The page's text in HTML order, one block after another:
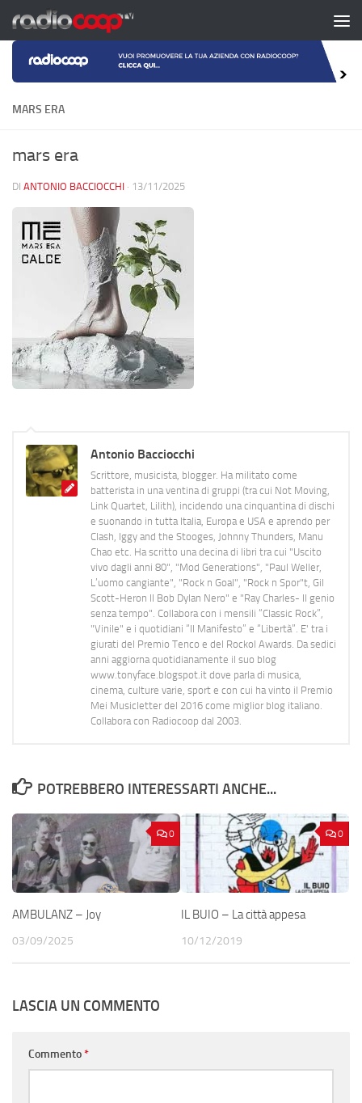
Salta al contenuto
MARS ERA
mars era
DI ANTONIO BACCIOCCHI · 13/11/2025
Antonio Bacciocchi
Scrittore, musicista, blogger. Ha militato come
batterista in una ventina di gruppi (tra cui Not Moving,
Link Quartet, Lilith), incidendo una cinquantina di dischi
e suonando in tutta Italia, Europa e USA e aprendo per
Clash, Iggy and the Stooges, Johnny Thunders, Manu
Chao etc. Ha scritto una decina di libri tra cui "Uscito
vivo dagli anni 80", "Mod Generations", "Paul Weller,
L’uomo cangiante", "Rock n Goal", "Rock n Spor"t, Gil
Scott-Heron Il Bob Dylan Nero" e "Ray Charles- Il genio
senza tempo". Collabora con i mensili “Classic Rock”,
"Vinile" e i quotidiani “Il Manifesto” e “Libertà”. E' tra i
giurati del Premio Tenco e del Rockol Awards. Da sedici
anni aggiorna quotidianamente il suo blog
www.tonyface.blogspot.it dove parla di musica,
cinema, culture varie, sport e con cui ha vinto il Premio
Mei Musicletter del 2016 come miglior blog italiano.
Collabora con Radiocoop dal 2003.
POTREBBERO INTERESSARTI ANCHE...
0
AMBULANZ – Joy
03/09/2025
0
IL BUIO – La città appesa
10/12/2019
LASCIA UN COMMENTO
Commento*